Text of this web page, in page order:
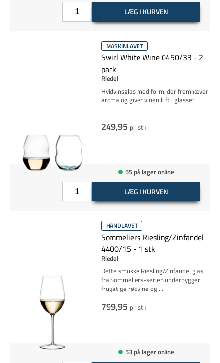
LÆG I KURVEN
MASKINLAVET
Swirl White Wine 0450/33 - 2-
pack
Riedel
Hvidvinsglas med form, der fremhæver
aroma og giver vinen luft i glasset
249,95 pr. stk
55 på lager online
LÆG I KURVEN
HÅNDLAVET
Sommeliers Riesling/Zinfandel
4400/15 - 1 stk
Riedel
Dette smukke Riesling/Zinfandel glas
fra Sommeliers-serien underbygger
frugatige rødvine og ...
799,95 pr. stk
53 på lager online